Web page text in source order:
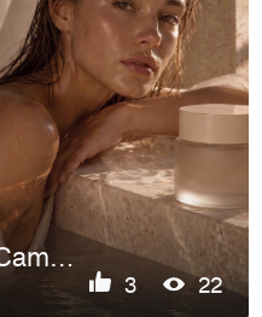
AI Luxury Skincare Campaign
3 22